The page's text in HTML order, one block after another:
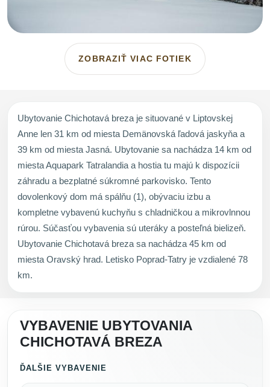
ZOBRAZIŤ VIAC FOTIEK
Ubytovanie Chichotavá breza je situované v Liptovskej
Anne len 31 km od miesta Demänovská ľadová jaskyňa a
39 km od miesta Jasná. Ubytovanie sa nachádza 14 km od
miesta Aquapark Tatralandia a hostia tu majú k dispozícii
záhradu a bezplatné súkromné parkovisko. Tento
dovolenkový dom má spálňu (1), obývaciu izbu a
kompletne vybavenú kuchyňu s chladničkou a mikrovlnnou
rúrou. Súčasťou vybavenia sú uteráky a posteľná bielizeň.
Ubytovanie Chichotavá breza sa nachádza 45 km od
miesta Oravský hrad. Letisko Poprad-Tatry je vzdialené 78
km.
VYBAVENIE UBYTOVANIA
CHICHOTAVÁ BREZA
ĎALŠIE VYBAVENIE